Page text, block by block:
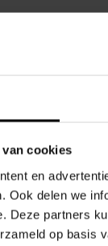
cookies
en
Ook delen we
Deze partners
op basis
résistance à
et ne
4000+ sont
et
utiliser et
à